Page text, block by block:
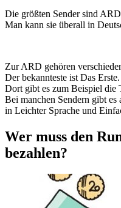
Die größten Sender sind
Man kann sie überall in
Zur ARD gehören
Der bekannteste ist Das Erste.
Dort gibt es zum Beispiel die
Bei manchen Sendern gibt es
in Leichter Sprache und
Wer muss den
bezahlen?